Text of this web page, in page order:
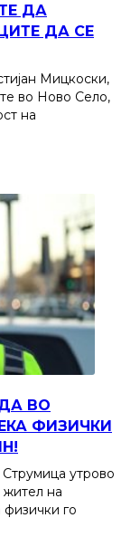
ДА
ДА СЕ
Мицкоски,
во Ново Село,
на
ВО
ФИЗИЧКИ
утрово
на
физички го